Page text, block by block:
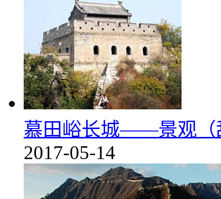
慕田峪长城——景观（
2017-05-14